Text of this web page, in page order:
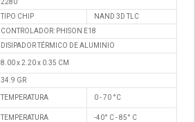
TIPO CHIP NAND 3D TLC
CONTROLADOR: PHISON E18
DISIPADOR TÉRMICO DE ALUMINIO
8.00 x 2.20 x 0.35 CM
34.9 GR
TEMPERATURA
0 - 70 °C
TEMPERATURA -40° C - 85° C